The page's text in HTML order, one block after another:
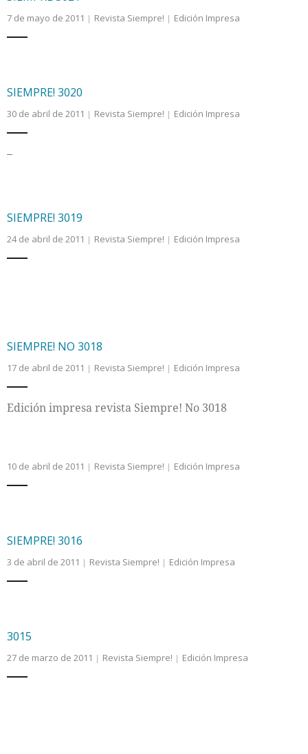
7 de mayo de 2011 Revista Siempre! Edición Impresa
SIEMPRE! 3020
30 de abril de 2011 Revista Siempre! Edición Impresa
–
SIEMPRE! 3019
24 de abril de 2011 Revista Siempre! Edición Impresa
SIEMPRE! NO 3018
17 de abril de 2011 Revista Siempre! Edición Impresa
Edición impresa revista Siempre! No 3018
10 de abril de 2011 Revista Siempre! Edición Impresa
SIEMPRE! 3016
3 de abril de 2011 Revista Siempre! Edición Impresa
3015
27 de marzo de 2011 Revista Siempre! Edición Impresa